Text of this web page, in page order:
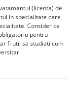
(licenta) de
in specialitate care
Consider ca
pentru
fi util sa studiati cum